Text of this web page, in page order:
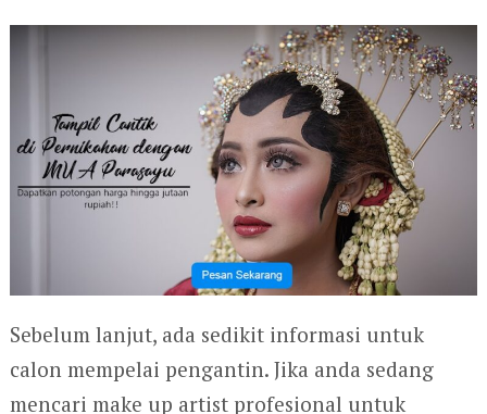
Sebelum lanjut, ada sedikit informasi untuk
calon mempelai pengantin. Jika anda sedang
mencari make up artist profesional untuk